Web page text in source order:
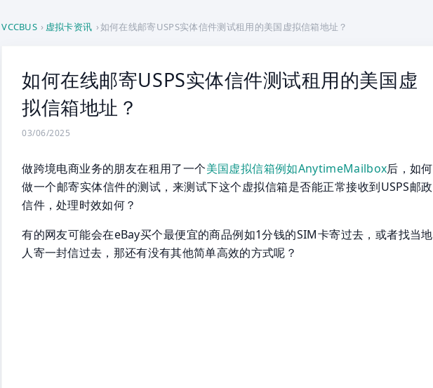
VCCBUS › 虚拟卡资讯 ›如何在线邮寄USPS实体信件测试租用的美国虚拟信箱地址？
如何在线邮寄USPS实体信件测试租用的美国虚
拟信箱地址？
03/06/2025
做跨境电商业务的朋友在租用了一个美国虚拟信箱例如AnytimeMailbox后，如何
做一个邮寄实体信件的测试，来测试下这个虚拟信箱是否能正常接收到USPS邮政
信件，处理时效如何？
有的网友可能会在eBay买个最便宜的商品例如1分钱的SIM卡寄过去，或者找当地
人寄一封信过去，那还有没有其他简单高效的方式呢？